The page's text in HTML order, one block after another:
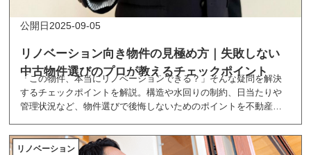
リノベーション向き物件の見極め方｜失敗しない
中古物件選びのプロが教えるチェックポイント
2025-09-05
「この物件、本当にリノベーションできる？」そんな疑問を解決
するチェックポイントを解説。構造や水回りの制約、日当たりや
管理状況など、物件選びで後悔しないためのポイントを不動産の
リノベーション